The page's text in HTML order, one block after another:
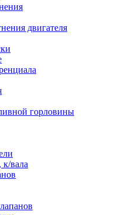
двигателя
горловины
вала